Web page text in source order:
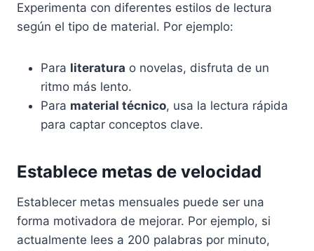
Experimenta con diferentes estilos de lectura
según el tipo de material. Por ejemplo:
Para literatura o novelas, disfruta de un
ritmo más lento.
Para material técnico, usa la lectura rápida
para captar conceptos clave.
Establece metas de velocidad
Establecer metas mensuales puede ser una
forma motivadora de mejorar. Por ejemplo, si
actualmente lees a 200 palabras por minuto,